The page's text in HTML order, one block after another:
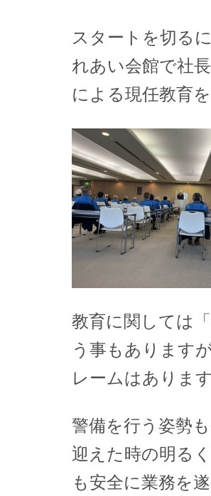
スタートを切る
れあい会館で社
による現任教育
教育に関しては
う事もあります
レームはあります
警備を行う姿勢
迎えた時の明る
も安全に業務を